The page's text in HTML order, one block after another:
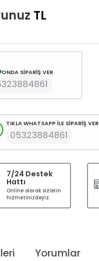
TL
SİPARİŞ VER
TIKLA WHATSAPP İLE SİPARİŞ VER
05323884861
7/24 Destek
Hattı
Online olarak sizlerin
hizmetinizdeyiz.
Yorumlar